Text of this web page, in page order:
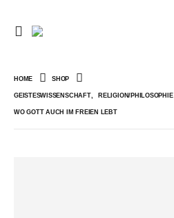
HOME SHOP
GEISTESWISSENSCHAFT, RELIGION/PHILOSOPHIE
WO GOTT AUCH IM FREIEN LEBT